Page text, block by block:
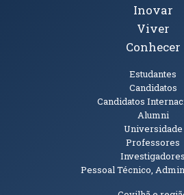
Inovar
Viver
Conhecer
Estudantes
Candidatos
Candidatos
Alumni
Universidade
Professores
Investigadores
Pessoal Técnico,